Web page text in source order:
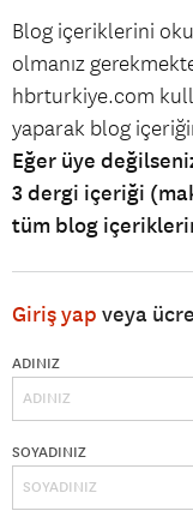
Blog içeriklerini
olmanız
hbrturkiye.com
yaparak blog
Eğer üye
3 dergi içeriği
tüm blog
Giriş yap veya
ADINIZ
SOYADINIZ